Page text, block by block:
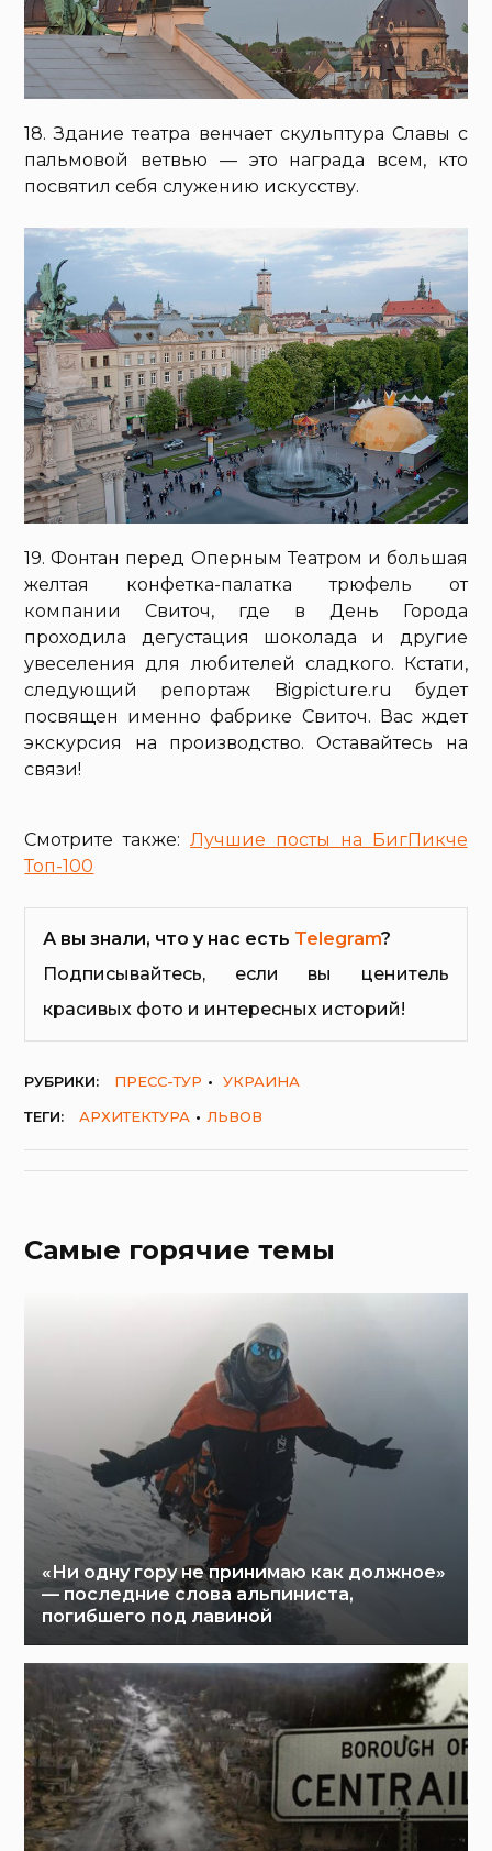
18. Здание театра венчает скульптура Славы с
пальмовой ветвью — это награда всем, кто
посвятил себя служению искусству.
19. Фонтан перед Оперным Театром и большая
желтая конфетка-палатка трюфель от
компании Свиточ, где в День Города
проходила дегустация шоколада и другие
увеселения для любителей сладкого. Кстати,
следующий репортаж Bigpicture.ru будет
посвящен именно фабрике Свиточ. Вас ждет
экскурсия на производство. Оставайтесь на
связи!
Смотрите также:Лучшие посты на БигПикче
Топ-100
А вы знали, что у нас есть Telegram?
Подписывайтесь, если вы ценитель
красивых фото и интересных историй!
РУБРИКИ: ПРЕСС-ТУР
УКРАИНА
ТЕГИ:
АРХИТЕКТУРА ЛЬВОВ
Самые горячие темы
«Ни одну гору не принимаю как должное»
— последние слова альпиниста,
погибшего под лавиной